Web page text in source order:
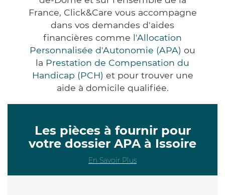
France, Click&Care vous accompagne
dans vos demandes d'aides
financières comme l'Allocation
Personnalisée d'Autonomie (APA) ou
la Prestation de Compensation du
Handicap (PCH) et pour trouver une
aide à domicile qualifiée.
Les pièces à fournir pour
votre dossier APA à Issoire
En Savoir Plus